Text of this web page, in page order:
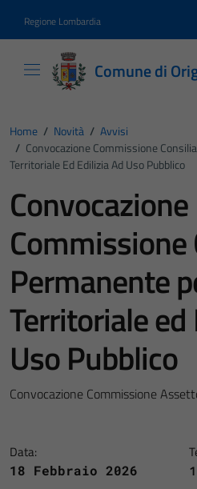
Regione Lombardia
Comune di
Home / Novità / Avvisi
/ Convocazione Commissione
Territoriale Ed Edilizia Ad Uso Pubblico
Convocazione
Commissione
Permanente
Territoriale ed
Uso Pubblico
Convocazione Commissione
Data:
18 Febbraio 2026